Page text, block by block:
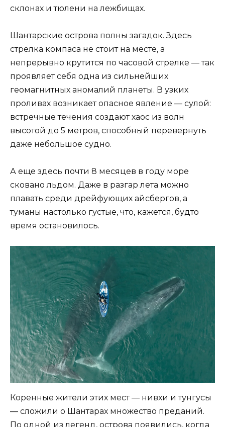
склонах и тюлени на лежбищах.
Шантарские острова полны загадок. Здесь
стрелка компаса не стоит на месте, а
непрерывно крутится по часовой стрелке — так
проявляет себя одна из сильнейших
геомагнитных аномалий планеты. В узких
проливах возникает опасное явление — сулой:
встречные течения создают хаос из волн
высотой до 5 метров, способный перевернуть
даже небольшое судно.
А еще здесь почти 8 месяцев в году море
сковано льдом. Даже в разгар лета можно
плавать среди дрейфующих айсбергов, а
туманы настолько густые, что, кажется, будто
время остановилось.
Коренные жители этих мест — нивхи и тунгусы
— сложили о Шантарах множество преданий.
По одной из легенд, острова появились, когда